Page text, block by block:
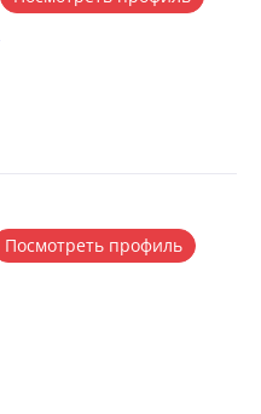
Посмотреть профиль